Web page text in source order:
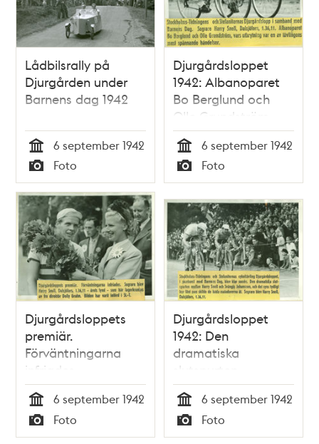
Lådbilsrally på
Djurgården under
Barnens dag 1942
Tid
6 september 1942
Typ
Foto
Djurgårdsloppet
1942: Albanoparet
Bo Berglund och
Olle Grundström,
vars utbrytning var
en av tävlingens
mest spännande
händelser
Tid
6 september 1942
Typ
Foto
Djurgårdsloppets
premiär.
Förväntningarna
infriades
Tid
6 september 1942
Typ
Foto
Djurgårdsloppet
1942: Den
dramatiska
slutspurten
Tid
6 september 1942
Typ
Foto